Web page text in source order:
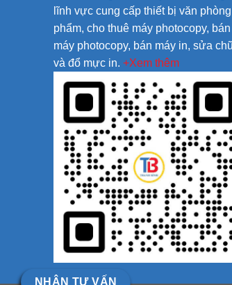
lĩnh vực cung cấp thiết bị văn phòng
phẩm, cho thuê máy photocopy, bán
máy photocopy, bán máy in, sửa
và đổ mực in. +Xem thêm
NHẬN TƯ VẤN